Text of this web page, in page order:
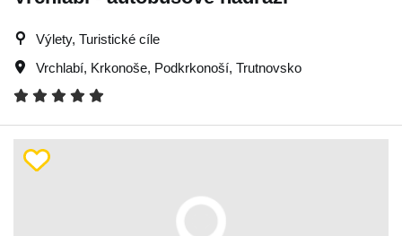
Výlety, Turistické cíle
Vrchlabí, Krkonoše, Podkrkonoší, Trutnovsko